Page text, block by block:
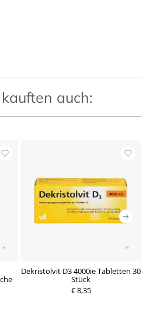
auch:
Dekristolvit D3 4000ie Tabletten 30
Stück
€ 8,35